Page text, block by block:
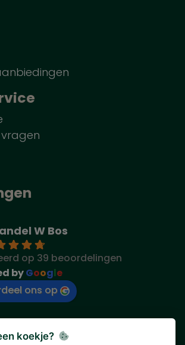
W Bos
op 39 beoordelingen
byGoogle
ons op
koekje?